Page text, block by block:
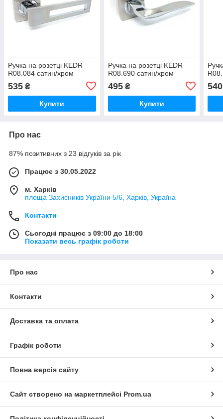
Ручка на розетці KEDR
R08.084 сатин/хром
535 ₴
Купити
Ручка на розетці KEDR
R08.690 сатин/хром
495₴
Купити
540
Про нас
87% позитивних з 23 відгуків за рік
Працює з 30.05.2022
м. Харків
площа Захисників України 5/6, Харків, Україна
Контакти
Сьогодні працює з 09:00 до 18:00
Показати весь графік роботи
Про нас
Контакти
Доставка та оплата
Графік роботи
Повна версія сайту
Сайт створено на маркетплейсі Prom.ua